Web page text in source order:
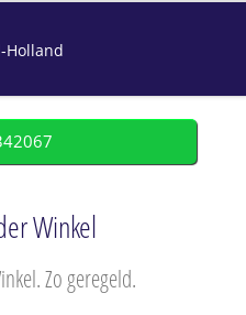
Holland
Winkel
Zo geregeld.